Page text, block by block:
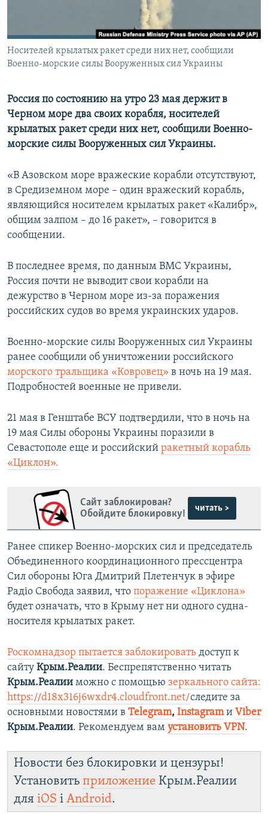
КРЫМ.НЕПОКОРЕННЫЙ
ELIFBE
Носителей крылатых ракет среди них нет, сообщили
Военно-морские силы Вооруженных сил Украины
Россия по состоянию на утро 23 мая держит в
Черном море два своих корабля, носителей
крылатых ракет среди них нет, сообщили Военно-
морские силы Вооруженных сил Украины.
«В Азовском море вражеские корабли отсутствуют,
в Средиземном море – один вражеский корабль,
являющийся носителем крылатых ракет «Калибр»,
общим залпом – до 16 ракет», – говорится в
сообщении.
В последнее время, по данным ВМС Украины,
Россия почти не выводит свои корабли на
дежурство в Черном море из-за поражения
российских судов во время украинских ударов.
Военно-морские силы Вооруженных сил Украины
ранее сообщили об уничтожении российского
морского тральщика «Ковровец» в ночь на 19 мая.
Подробностей военные не привели.
21 мая в Генштабе ВСУ подтвердили, что в ночь на
19 мая Силы обороны Украины поразили в
Севастополе еще и российский ракетный корабль
«Циклон».
Сайт заблокирован?
Обойдите блокировку!
читать >
Ранее спикер Военно-морских сил и председатель
Объединенного координационного прессцентра
Сил обороны Юга Дмитрий Плетенчук в эфире
Радіо Свобода заявил, что поражение «Циклона»
будет означать, что в Крыму нет ни одного судна-
носителя крылатых ракет.
Роскомнадзор пытается заблокировать доступ к
сайту Крым.Реалии. Беспрепятственно читать
Крым.Реалии можно с помощью зеркального сайта:
https://d18x316j6wxdr4.cloudfront.net/следите за
основными новостями в Telegram, Instagramи Viber
Крым.Реалии. Рекомендуем вам установить VPN.
Новости без блокировки и цензуры!
Установить приложение Крым.Реалии
для iOS і Android.